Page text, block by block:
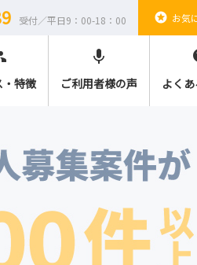
受付／平日9：00-18：00 stars お気
特徴
mic
ご利用者様の声 よく